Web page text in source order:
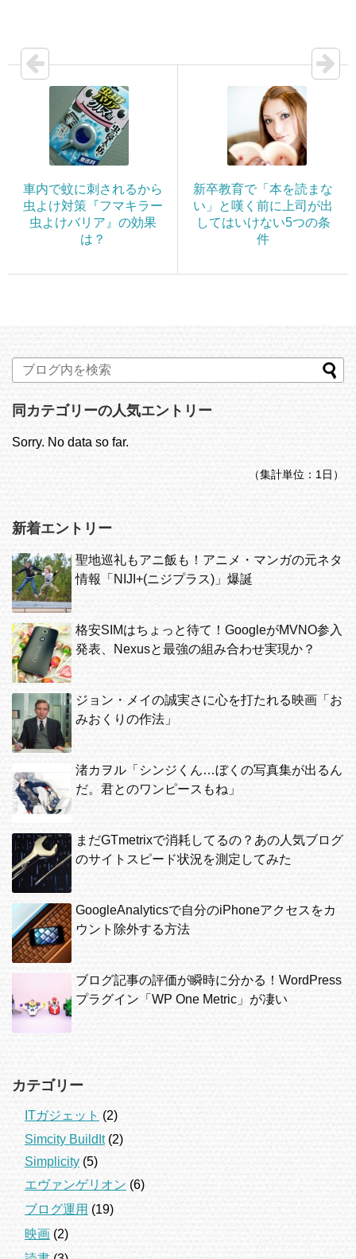
車内で蚊に刺されるから
虫よけ対策『フマキラー
虫よけバリア』の効果
は？
新卒教育で「本を読まな
い」と嘆く前に上司が出
してはいけない5つの条
件
同カテゴリーの人気エントリー
Sorry. No data so far.
（集計単位：1日）
新着エントリー
聖地巡礼もアニ飯も！アニメ・マンガの元ネタ
情報「NIJI+(ニジプラス)」爆誕
格安SIMはちょっと待て！GoogleがMVNO参入
発表、Nexusと最強の組み合わせ実現か？
ジョン・メイの誠実さに心を打たれる映画「お
みおくりの作法」
渚カヲル「シンジくん…ぼくの写真集が出るん
だ。君とのワンピースもね」
まだGTmetrixで消耗してるの？あの人気ブログ
のサイトスピード状況を測定してみた
GoogleAnalyticsで自分のiPhoneアクセスをカ
ウント除外する方法
ブログ記事の評価が瞬時に分かる！WordPress
プラグイン「WP One Metric」が凄い
カテゴリー
ITガジェット (2)
Simcity BuildIt(2)
Simplicity (5)
エヴァンゲリオン (6)
ブログ運用 (19)
映画 (2)